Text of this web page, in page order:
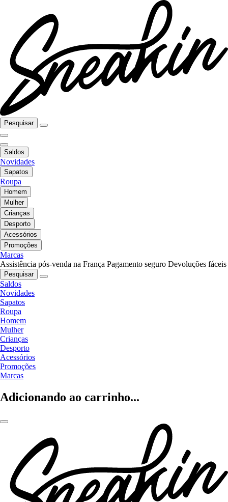
Pesquisar
Saldos
Novidades
Sapatos
Roupa
Homem
Mulher
Crianças
Desporto
Acessórios
Promoções
Marcas
Assistência pós-venda na França Pagamento seguro Devoluções fáceis
Pesquisar
Saldos
Novidades
Sapatos
Roupa
Homem
Mulher
Crianças
Desporto
Acessórios
Promoções
Marcas
Adicionando ao carrinho...